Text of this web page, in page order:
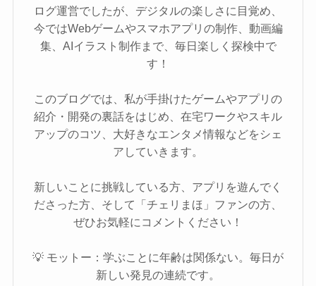
ログ運営でしたが、デジタルの楽しさに目覚め、
今ではWebゲームやスマホアプリの制作、動画編
集、AIイラスト制作まで、毎日楽しく探検中で
す！
このブログでは、私が手掛けたゲームやアプリの
紹介・開発の裏話をはじめ、在宅ワークやスキル
アップのコツ、大好きなエンタメ情報などをシェ
アしていきます。
新しいことに挑戦している方、アプリを遊んでく
ださった方、そして「チェリまほ」ファンの方、
ぜひお気軽にコメントください！
💡 モットー：学ぶことに年齢は関係ない。毎日が
新しい発見の連続です。